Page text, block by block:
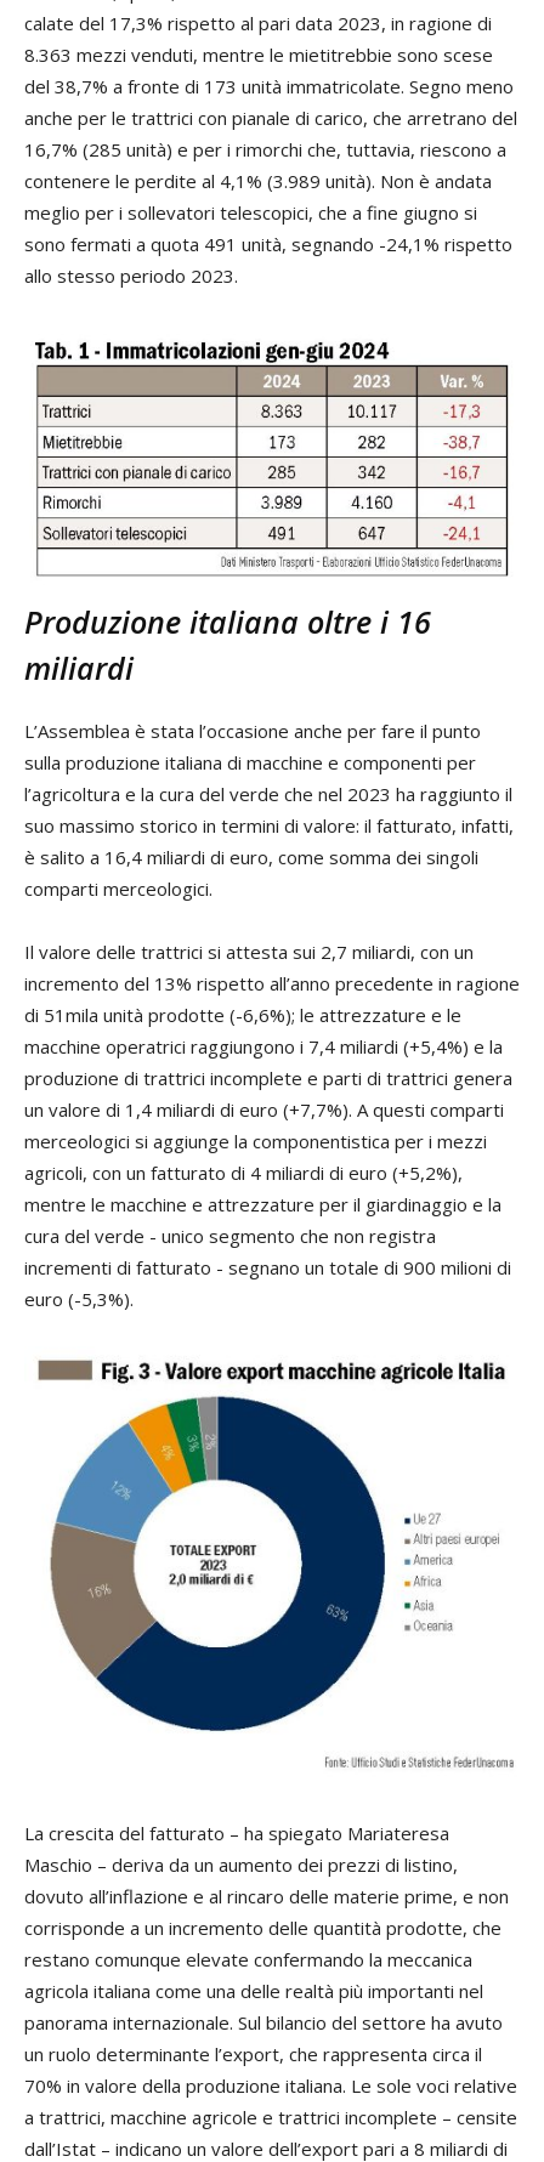
calate del 17,3% rispetto al pari data 2023, in ragione di
8.363 mezzi venduti, mentre le mietitrebbie sono scese
del 38,7% a fronte di 173 unità immatricolate. Segno meno
anche per le trattrici con pianale di carico, che arretrano del
16,7% (285 unità) e per i rimorchi che, tuttavia, riescono a
contenere le perdite al 4,1% (3.989 unità). Non è andata
meglio per i sollevatori telescopici, che a fine giugno si
sono fermati a quota 491 unità, segnando -24,1% rispetto
allo stesso periodo 2023.
Produzione italiana oltre i 16
miliardi
L’Assemblea è stata l’occasione anche per fare il punto
sulla produzione italiana di macchine e componenti per
l’agricoltura e la cura del verde che nel 2023 ha raggiunto il
suo massimo storico in termini di valore: il fatturato, infatti,
è salito a 16,4 miliardi di euro, come somma dei singoli
comparti merceologici.
Il valore delle trattrici si attesta sui 2,7 miliardi, con un
incremento del 13% rispetto all’anno precedente in ragione
di 51mila unità prodotte (-6,6%); le attrezzature e le
macchine operatrici raggiungono i 7,4 miliardi (+5,4%) e la
produzione di trattrici incomplete e parti di trattrici genera
un valore di 1,4 miliardi di euro (+7,7%). A questi comparti
merceologici si aggiunge la componentistica per i mezzi
agricoli, con un fatturato di 4 miliardi di euro (+5,2%),
mentre le macchine e attrezzature per il giardinaggio e la
cura del verde - unico segmento che non registra
incrementi di fatturato - segnano un totale di 900 milioni di
euro (-5,3%).
La crescita del fatturato – ha spiegato Mariateresa
Maschio – deriva da un aumento dei prezzi di listino,
dovuto all’inflazione e al rincaro delle materie prime, e non
corrisponde a un incremento delle quantità prodotte, che
restano comunque elevate confermando la meccanica
agricola italiana come una delle realtà più importanti nel
panorama internazionale. Sul bilancio del settore ha avuto
un ruolo determinante l’export, che rappresenta circa il
70% in valore della produzione italiana. Le sole voci relative
a trattrici, macchine agricole e trattrici incomplete – censite
dall’Istat – indicano un valore dell’export pari a 8 miliardi di